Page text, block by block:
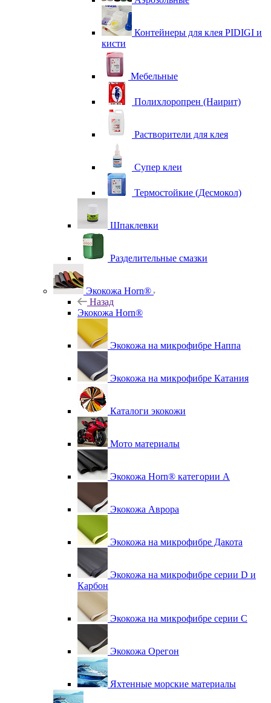
Контейнеры для клея PIDIGI и
кисти
Мебельные
Полихлоропрен (Наирит)
Растворители для клея
Супер клеи
Термостойкие (Десмокол)
Шпаклевки
Разделительные смазки
Экокожа Horn®
Назад
Экокожа Horn®
Экокожа на микрофибре Наппа
Экокожа на микрофибре Катания
Каталоги экокожи
Мото материалы
Экокожа Horn® категории A
Экокожа Аврора
Экокожа на микрофибре Дакота
Экокожа на микрофибре серии D и
Карбон
Экокожа на микрофибре серии С
Экокожа Орегон
Яхтенные морские материалы